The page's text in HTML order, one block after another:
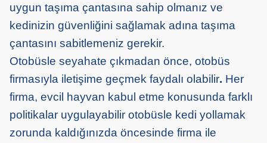
uygun taşıma çantasına sahip olmanız ve
kedinizin güvenliğini sağlamak adına taşıma
çantasını sabitlemeniz gerekir.
Otobüsle seyahate çıkmadan önce, otobüs
firmasıyla iletişime geçmek faydalı olabilir. Her
firma, evcil hayvan kabul etme konusunda farklı
politikalar uygulayabilir otobüsle kedi yollamak
zorunda kaldığınızda öncesinde firma ile